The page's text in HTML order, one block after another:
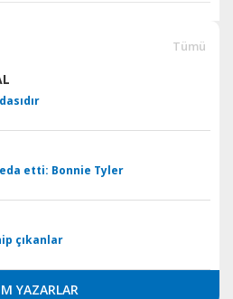
Tümü
etti: Bonnie Tyler
çıkanlar
YAZARLAR